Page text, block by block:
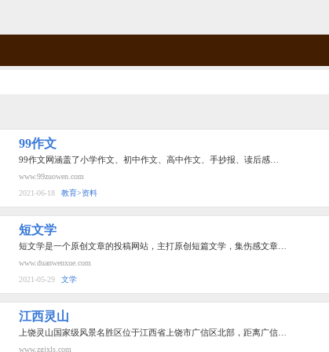
99作文
99作文网涵盖了小学作文、初中作文、高中作文、手抄报、读后感…
www.99zuowen.com
2021-06-18
教育>资料
短文学
短文学是一个原创文章的投稿网站，主打原创短篇文学，集伤感文章…
www.duanwenxue.com
2021-05-29
文学
江西灵山
上饶灵山国家级风景名胜区位于江西省上饶市广信区北部，距离广信…
www.zgjxls.com